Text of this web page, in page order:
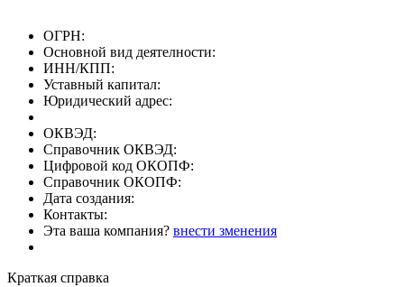
ОГРН:
Основной вид деятелности:
ИНН/КПП:
Уставный капитал:
Юридический адрес:
ОКВЭД:
Справочник ОКВЭД:
Цифровой код ОКОПФ:
Справочник ОКОПФ:
Дата создания:
Контакты:
Эта ваша компания? внести зменения
Краткая справка